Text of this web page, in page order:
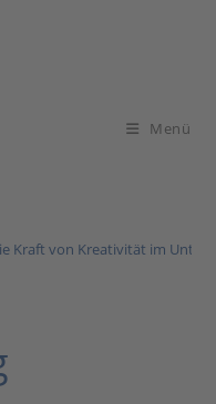
Menü
Kraft von Kreativität im